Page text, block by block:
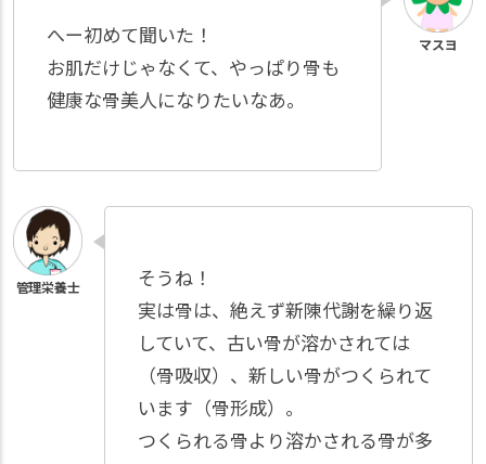
へー初めて聞いた！
お肌だけじゃなくて、やっぱり骨も
健康な骨美人になりたいなあ。
そうね！
実は骨は、絶えず新陳代謝を繰り返
していて、古い骨が溶かされては
（骨吸収）、新しい骨がつくられて
います（骨形成）。
つくられる骨より溶かされる骨が多